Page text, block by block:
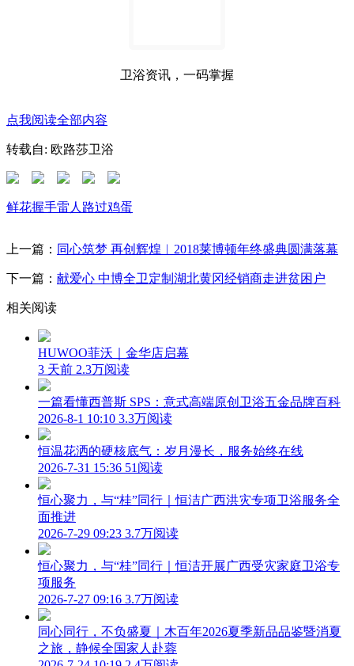
卫浴资讯，一码掌握
点我阅读全部内容
转载自: 欧路莎卫浴
鲜花握手雷人 路过鸡蛋
上一篇： 同心筑梦 再创辉煌︱2018莱博顿年终盛典圆满落幕
下一篇： 献爱心 中博全卫定制湖北黄冈经销商走进贫困户
相关阅读
HUWOO菲沃｜金华店启幕
3 天前 2.3万阅读
一篇看懂西普斯 SPS：意式高端原创卫浴五金品牌百科
2026-8-1 10:10 3.3万阅读
恒温花洒的硬核底气：岁月漫长，服务始终在线
2026-7-31 15:36 51阅读
恒心聚力，与“桂”同行｜恒洁广西洪灾专项卫浴服务全
面推进
2026-7-29 09:23 3.7万阅读
恒心聚力，与“桂”同行｜恒洁开展广西受灾家庭卫浴专
项服务
2026-7-27 09:16 3.7万阅读
同心同行，不负盛夏｜木百年2026夏季新品品鉴暨消夏
之旅，静候全国家人赴蓉